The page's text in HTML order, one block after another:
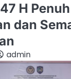
H Penuh
dan
admin